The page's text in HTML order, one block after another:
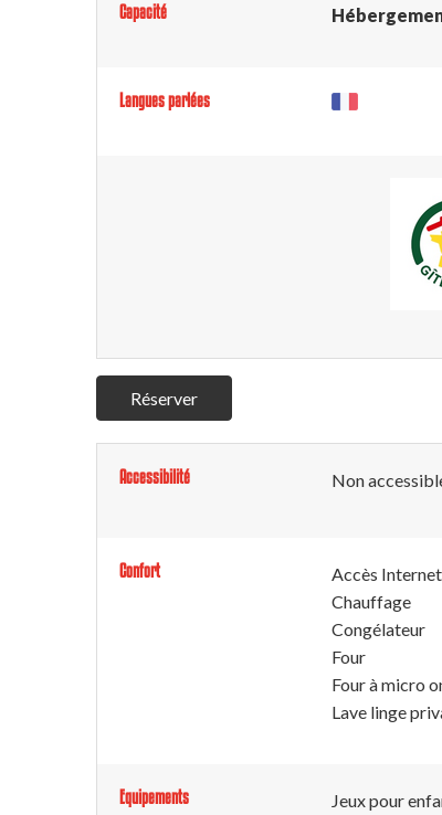
Capacité
Langues parlées
Réserver
Accessibilité Non
Confort
Accès Internet
Chauffage
Congélateur
Four
Four à micro
Lave linge
Equipements
Jeux pour